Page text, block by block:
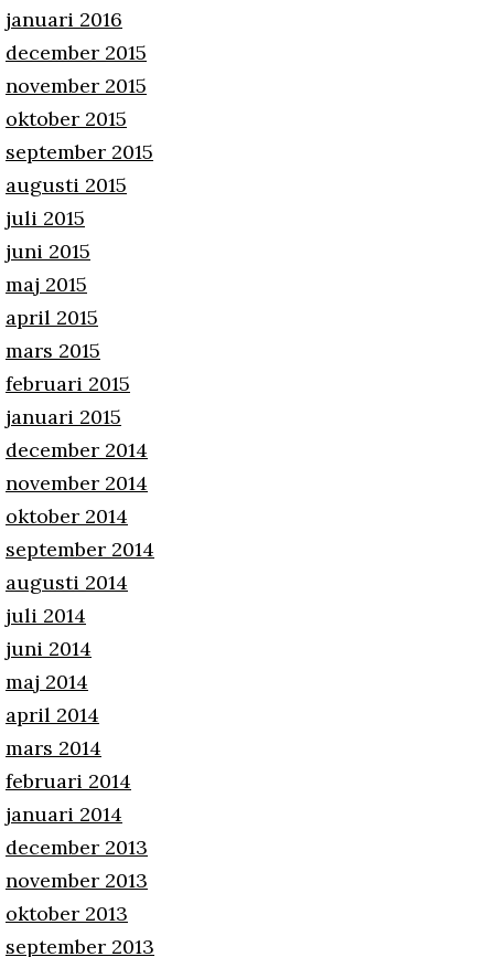
januari 2016
december 2015
november 2015
oktober 2015
september 2015
augusti 2015
juli 2015
juni 2015
maj 2015
april 2015
mars 2015
februari 2015
januari 2015
december 2014
november 2014
oktober 2014
september 2014
augusti 2014
juli 2014
juni 2014
maj 2014
april 2014
mars 2014
februari 2014
januari 2014
december 2013
november 2013
oktober 2013
september 2013